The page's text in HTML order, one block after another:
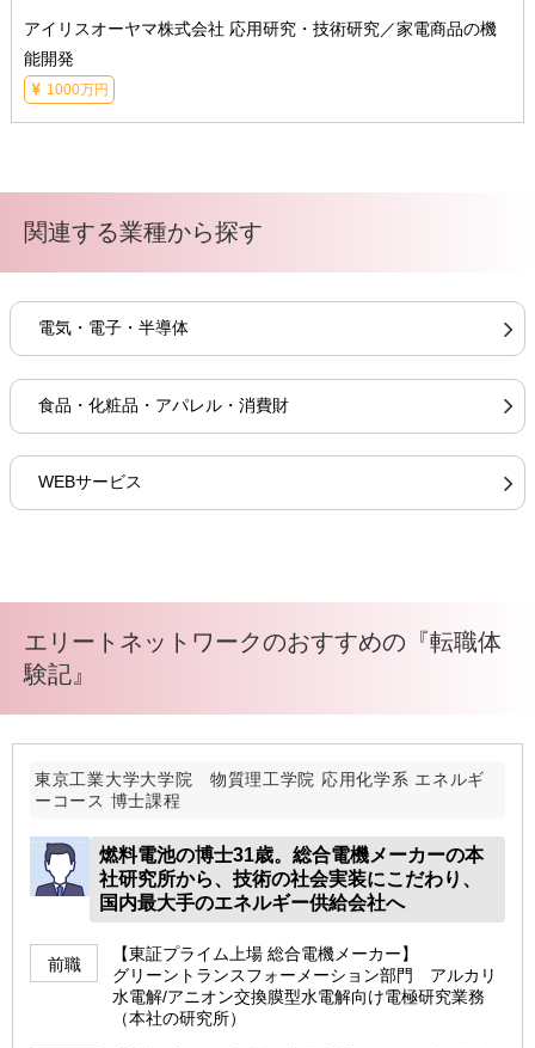
アイリスオーヤマ株式会社 応用研究・技術研究／家電商品の機
能開発
1000万円
関連する業種から探す
電気・電子・半導体
食品・化粧品・アパレル・消費財
WEBサービス
エリートネットワークのおすすめの『転職体
験記』
東京工業大学大学院 物質理工学院 応用化学系 エネルギ
ーコース 博士課程
燃料電池の博士31歳。総合電機メーカーの本
社研究所から、技術の社会実装にこだわり、
国内最大手のエネルギー供給会社へ
前職
【東証プライム上場 総合電機メーカー】
グリーントランスフォーメーション部門 アルカリ
水電解/アニオン交換膜型水電解向け電極研究業務
（本社の研究所）